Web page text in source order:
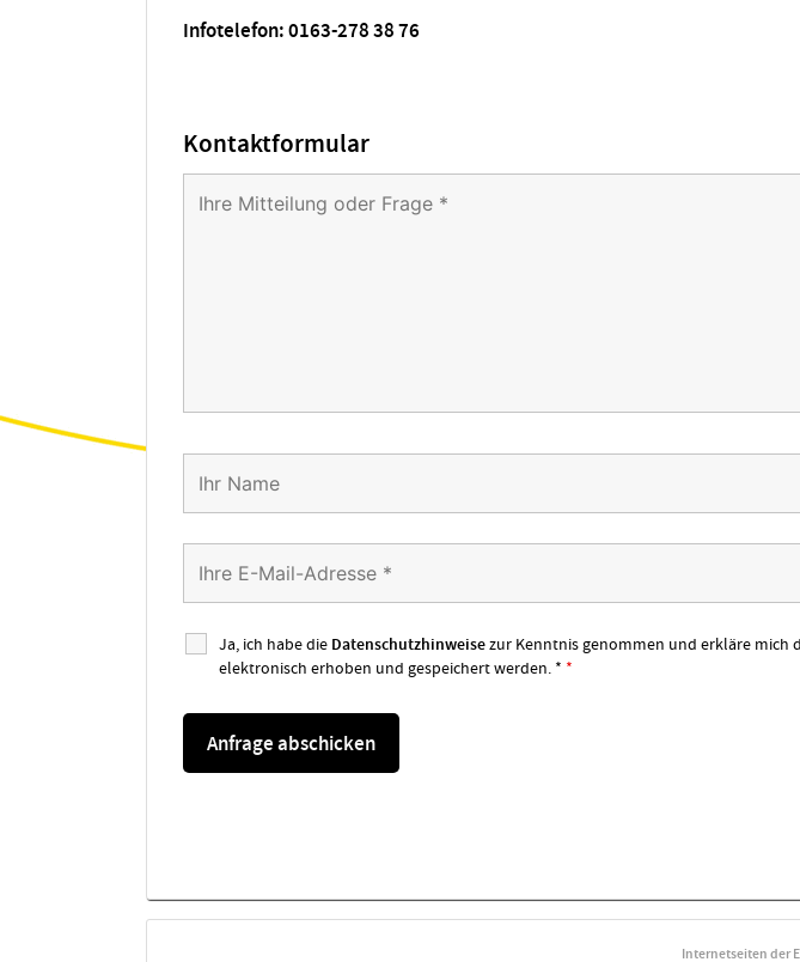
Infotelefon: 0163-278 38 76
Kontaktformular
Ja, ich habe die Datenschutzhinweisezur Kenntnis genommen und erkläre mich
elektronisch erhoben und gespeichert werden. * *
Internetseiten der